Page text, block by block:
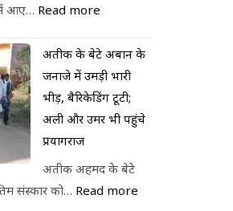
में आए… Read more
अतीक के बेटे अबान के
जनाजे में उमड़ी भारी
भीड़, बैरिकेडिंग टूटी;
अली और उमर भी पहुंचे
प्रयागराज
अतीक अहमद के बेटे
संस्कार को… Read more